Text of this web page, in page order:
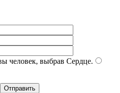
человек, выбрав Сердце.